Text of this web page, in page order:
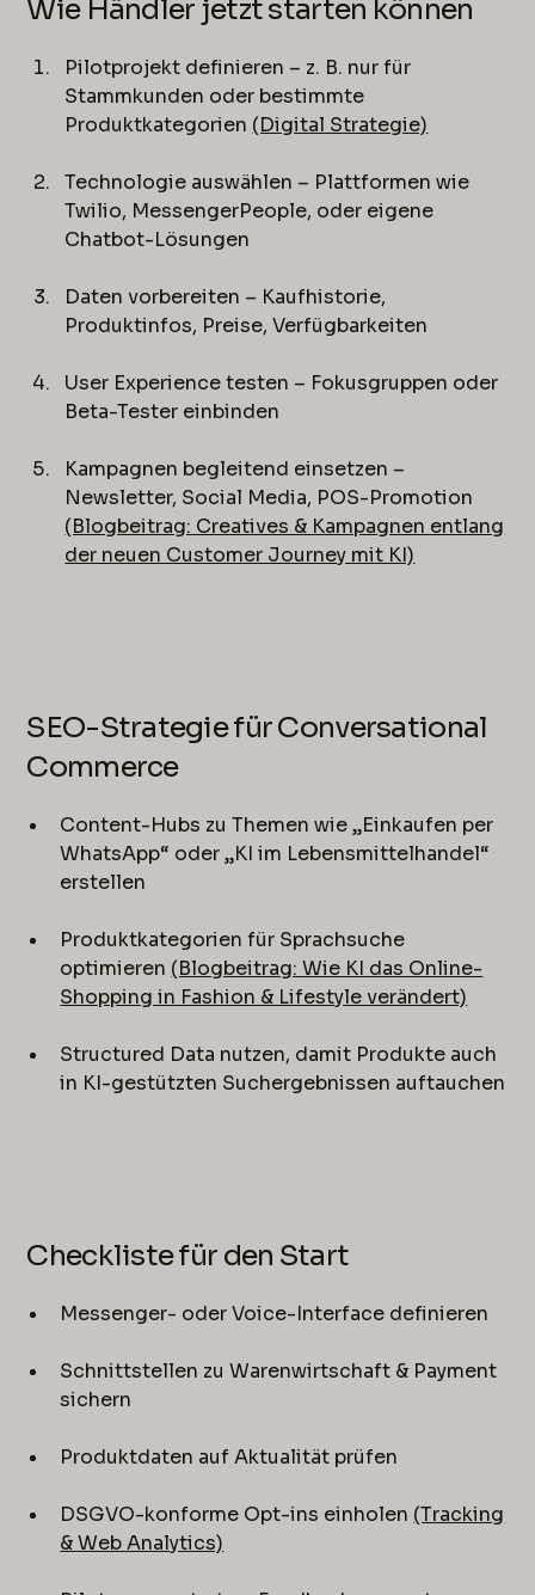
Wie Händler jetzt starten können
Pilotprojekt definieren – z. B. nur für
Stammkunden oder bestimmte
Produktkategorien (Digital Strategie)
Technologie auswählen – Plattformen wie
Twilio, MessengerPeople, oder eigene
Chatbot-Lösungen
Daten vorbereiten – Kaufhistorie,
Produktinfos, Preise, Verfügbarkeiten
User Experience testen – Fokusgruppen oder
Beta-Tester einbinden
Kampagnen begleitend einsetzen –
Newsletter, Social Media, POS-Promotion
(Blogbeitrag: Creatives & Kampagnen entlang
der neuen Customer Journey mit KI)
SEO-Strategie für Conversational
Commerce
Content-Hubs zu Themen wie „Einkaufen per
WhatsApp“ oder „KI im Lebensmittelhandel“
erstellen
Produktkategorien für Sprachsuche
optimieren (Blogbeitrag: Wie KI das Online-
Shopping in Fashion & Lifestyle verändert)
Structured Data nutzen, damit Produkte auch
in KI-gestützten Suchergebnissen auftauchen
Checkliste für den Start
Messenger- oder Voice-Interface definieren
Schnittstellen zu Warenwirtschaft & Payment
sichern
Produktdaten auf Aktualität prüfen
DSGVO-konforme Opt-ins einholen (Tracking
& Web Analytics)